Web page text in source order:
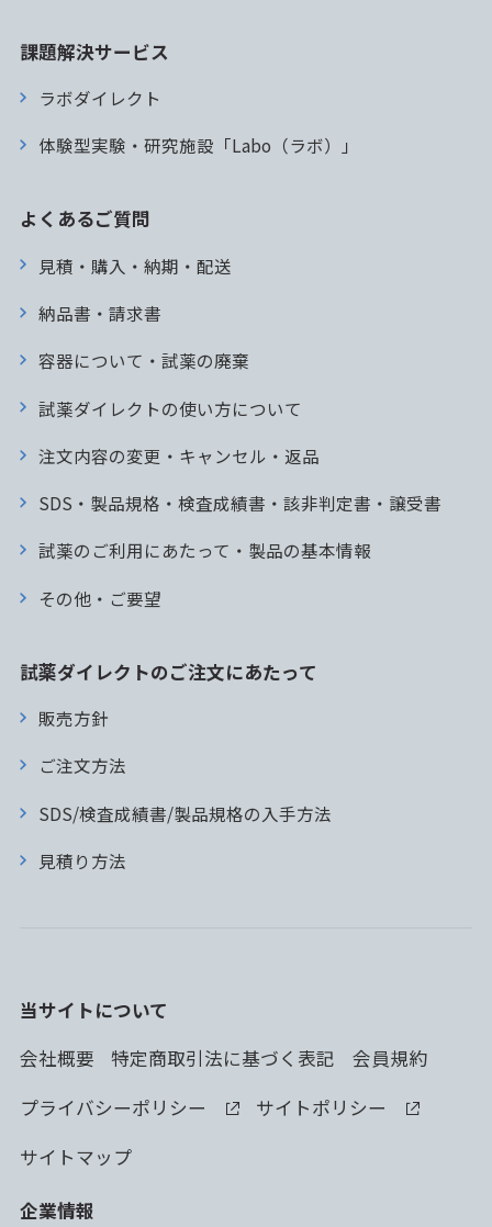
課題解決サービス
ラボダイレクト
体験型実験・研究施設「Labo（ラボ）」
よくあるご質問
見積・購入・納期・配送
納品書・請求書
容器について・試薬の廃棄
試薬ダイレクトの使い方について
注文内容の変更・キャンセル・返品
SDS・製品規格・検査成績書・該非判定書・譲受書
試薬のご利用にあたって・製品の基本情報
その他・ご要望
試薬ダイレクトのご注文にあたって
販売方針
ご注文方法
SDS/検査成績書/製品規格の入手方法
見積り方法
当サイトについて
会社概要
特定商取引法に基づく表記
会員規約
プライバシーポリシー
サイトポリシー
サイトマップ
企業情報